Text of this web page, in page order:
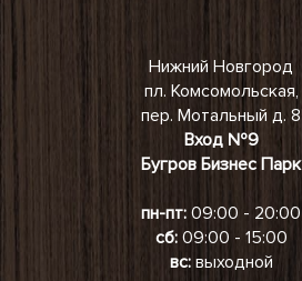
Нижний Новгород
пл. Комсомольская,
пер. Мотальный д. 8
Вход №9
Бугров Бизнес Парк
пн-пт: 09:00 - 20:00
сб:09:00 - 15:00
вс:выходной